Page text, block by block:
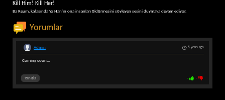
Kill Him! Kill Her!
Ba Reum, kafasında Yo Han'ın ona insanları öldürmesini söyleyen sesini duymaya devam ediyor.
Yorumlar
6 years ago
Admin
Coming soon...
- -
Yanıtla